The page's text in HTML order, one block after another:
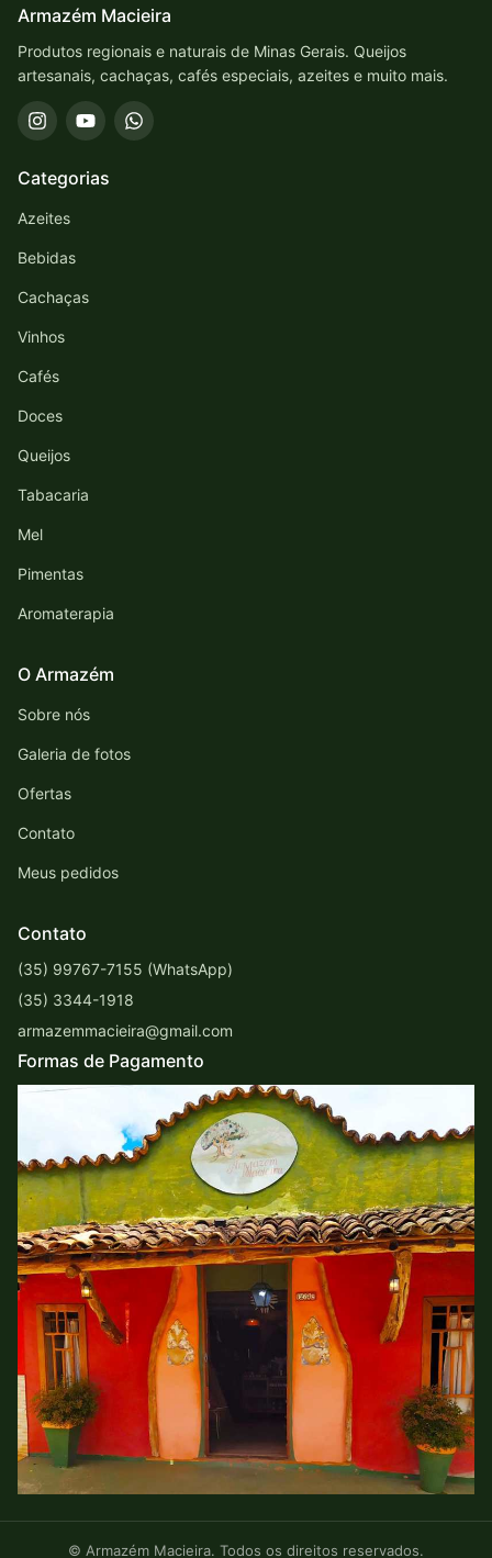
Armazém Macieira
Produtos regionais e naturais de Minas Gerais. Queijos
artesanais, cachaças, cafés especiais, azeites e muito mais.
Categorias
Azeites
Bebidas
Cachaças
Vinhos
Cafés
Doces
Queijos
Tabacaria
Mel
Pimentas
Aromaterapia
O Armazém
Sobre nós
Galeria de fotos
Ofertas
Contato
Meus pedidos
Contato
(35) 99767-7155 (WhatsApp)
(35) 3344-1918
armazemmacieira@gmail.com
Formas de Pagamento
© Armazém Macieira. Todos os direitos reservados.